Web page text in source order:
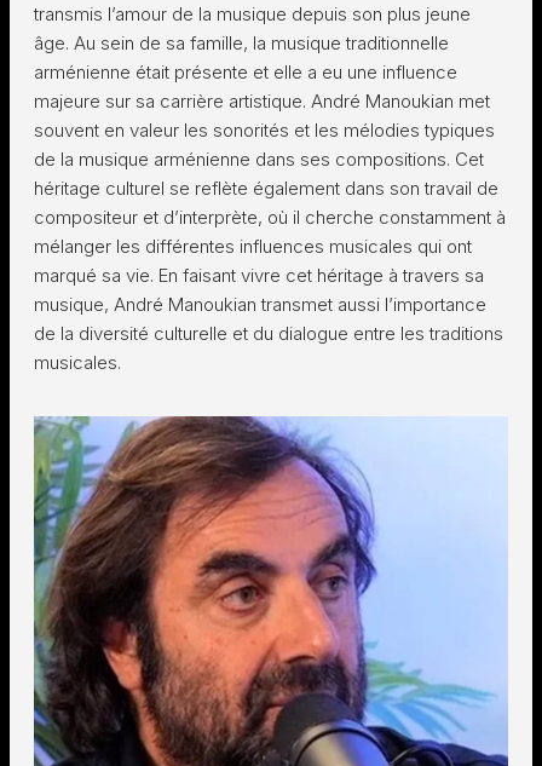
transmis l’amour de la musique depuis son plus jeune
âge. Au sein de sa famille, la musique traditionnelle
arménienne était présente et elle a eu une influence
majeure sur sa carrière artistique. André Manoukian met
souvent en valeur les sonorités et les mélodies typiques
de la musique arménienne dans ses compositions. Cet
héritage culturel se reflète également dans son travail de
compositeur et d’interprète, où il cherche constamment à
mélanger les différentes influences musicales qui ont
marqué sa vie. En faisant vivre cet héritage à travers sa
musique, André Manoukian transmet aussi l’importance
de la diversité culturelle et du dialogue entre les traditions
musicales.